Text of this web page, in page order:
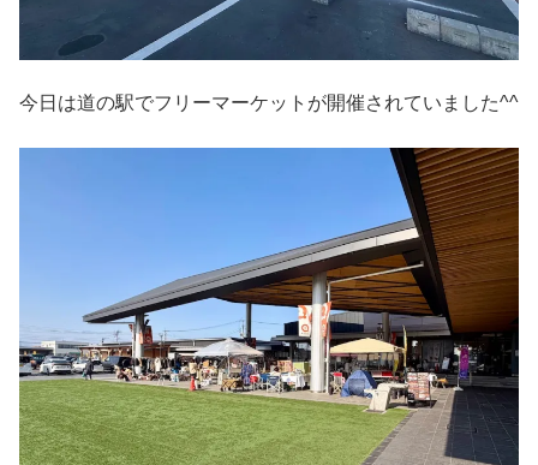
今日は道の駅でフリーマーケットが開催されていました^^